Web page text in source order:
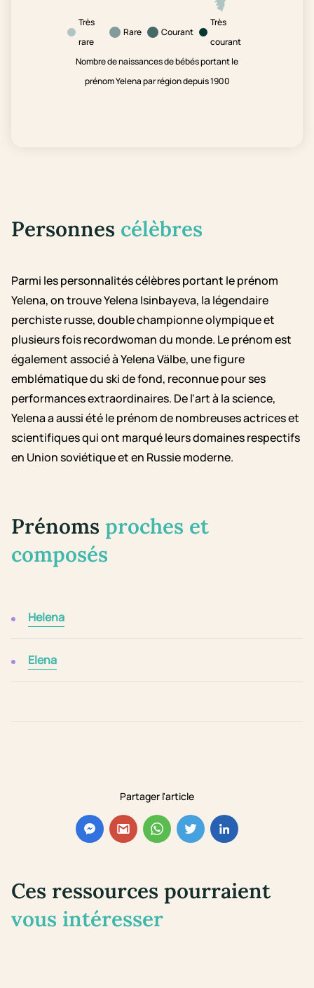
Partager l'article
Très
rare
Rare Courant
Très
courant
Nombre de naissances de bébés portant le
prénom Yelena par région depuis 1900
Personnes célèbres
Parmi les personnalités célèbres portant le prénom
Yelena, on trouve Yelena Isinbayeva, la légendaire
perchiste russe, double championne olympique et
plusieurs fois recordwoman du monde. Le prénom est
également associé à Yelena Välbe, une figure
emblématique du ski de fond, reconnue pour ses
performances extraordinaires. De l'art à la science,
Yelena a aussi été le prénom de nombreuses actrices et
scientifiques qui ont marqué leurs domaines respectifs
en Union soviétique et en Russie moderne.
Prénoms proches et
composés
Helena
Elena
Ces ressources pourraient
vous intéresser